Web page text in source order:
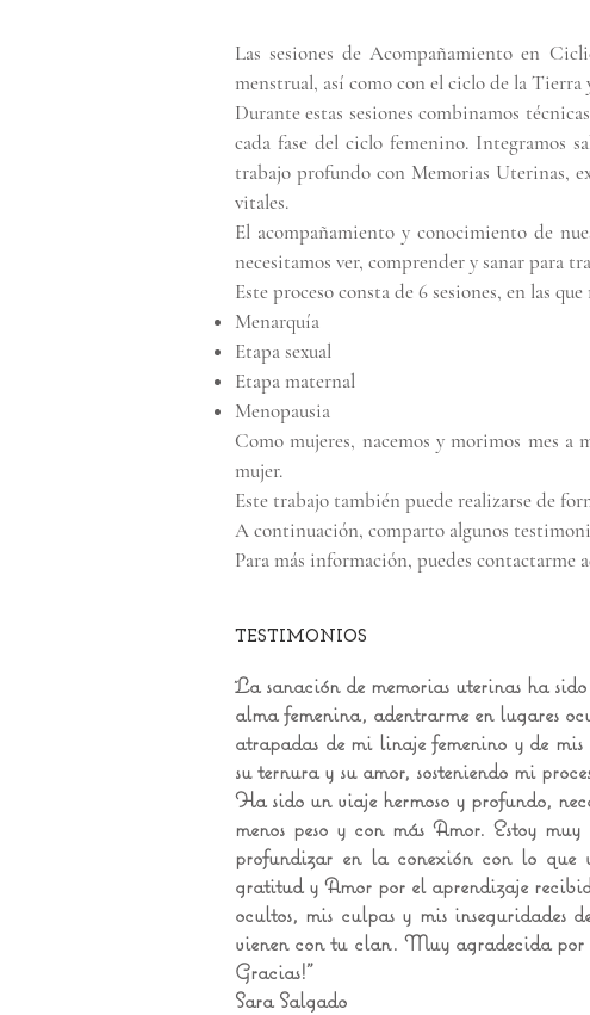
Las sesiones de Acompañamiento en
menstrual, así como con el ciclo de la Tierra
Durante estas sesiones combinamos
cada fase del ciclo femenino. Integramos
trabajo profundo con Memorias Uterinas,
vitales.
El acompañamiento y conocimiento de
necesitamos ver, comprender y sanar para
Este proceso consta de 6 sesiones, en las
Menarquía
Etapa sexual
Etapa maternal
Menopausia
Como mujeres, nacemos y morimos mes
mujer.
Este trabajo también puede realizarse de
A continuación, comparto algunos
Para más información, puedes contactarme
TESTIMONIOS
La sanación de memorias uterinas ha
alma femenina, adentrarme en lugares
atrapadas de mi linaje femenino y de
su ternura y su amor, sosteniendo mi
Ha sido un viaje hermoso y profundo,
menos peso y con más Amor.Estoy
profundizar en la conexión con lo que
gratitud y Amor por el aprendizaje
ocultos, mis culpas y mis inseguridades
vienen con tu clan. Muy agradecida por
Gracias!"
Sara Salgado